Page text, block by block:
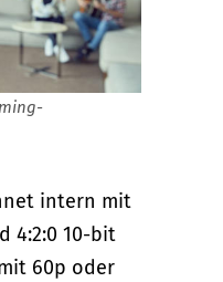
intern mit
4:2:0 10-bit
60p oder